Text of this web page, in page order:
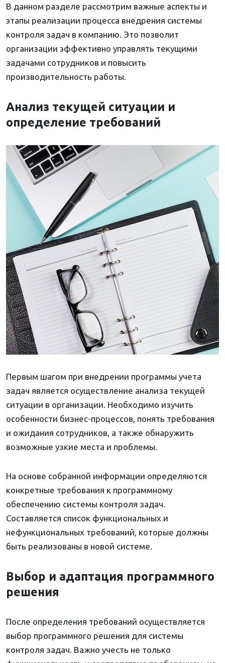
В данном разделе рассмотрим важные аспекты и
этапы реализации процесса внедрения системы
контроля задач в компанию. Это позволит
организации эффективно управлять текущими
задачами сотрудников и повысить
производительность работы.
Анализ текущей ситуации и
определение требований
Первым шагом при внедрении программы учета
задач является осуществление анализа текущей
ситуации в организации. Необходимо изучить
особенности бизнес-процессов, понять требования
и ожидания сотрудников, а также обнаружить
возможные узкие места и проблемы.
На основе собранной информации определяются
конкретные требования к программному
обеспечению системы контроля задач.
Составляется список функциональных и
нефункциональных требований, которые должны
быть реализованы в новой системе.
Выбор и адаптация программного
решения
После определения требований осуществляется
выбор программного решения для системы
контроля задач. Важно учесть не только